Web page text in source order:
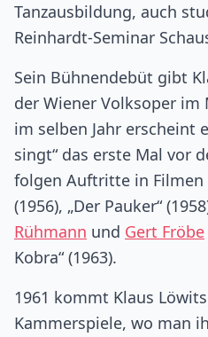
Tanzausbildung, auch
Reinhardt-Seminar
Sein Bühnendebüt gibt
der Wiener Volksoper im
im selben Jahr erscheint
singt“ das erste Mal vor
folgen Auftritte in Filmen
(1956), „Der Pauker“
Rühmann und Gert Fröbe
Kobra“ (1963).
1961 kommt Klaus
Kammerspiele, wo man